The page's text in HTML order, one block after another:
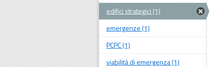
edifici strategici (1)
emergenze (1)
PCPC (1)
viabilità di emergenza (1)